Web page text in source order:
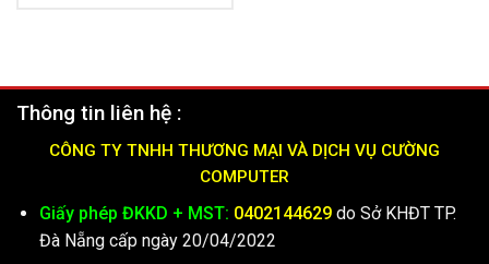
Thông tin liên hệ :
CÔNG TY TNHH THƯƠNG MẠI VÀ DỊCH VỤ CƯỜNG
COMPUTER
Giấy phép ĐKKD + MST: 0402144629do Sở KHĐT TP.
Đà Nẵng cấp ngày 20/04/2022